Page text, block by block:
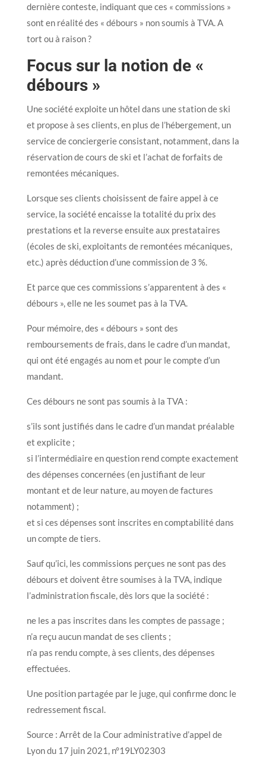
dernière conteste, indiquant que ces « commissions »
sont en réalité des « débours » non soumis à TVA. A
tort ou à raison ?
Focus sur la notion de «
débours »
Une société exploite un hôtel dans une station de ski
et propose à ses clients, en plus de l’hébergement, un
service de conciergerie consistant, notamment, dans la
réservation de cours de ski et l’achat de forfaits de
remontées mécaniques.
Lorsque ses clients choisissent de faire appel à ce
service, la société encaisse la totalité du prix des
prestations et la reverse ensuite aux prestataires
(écoles de ski, exploitants de remontées mécaniques,
etc.) après déduction d’une commission de 3 %.
Et parce que ces commissions s’apparentent à des «
débours », elle ne les soumet pas à la TVA.
Pour mémoire, des « débours » sont des
remboursements de frais, dans le cadre d’un mandat,
qui ont été engagés au nom et pour le compte d’un
mandant.
Ces débours ne sont pas soumis à la TVA :
s’ils sont justifiés dans le cadre d’un mandat préalable
et explicite ;
si l’intermédiaire en question rend compte exactement
des dépenses concernées (en justifiant de leur
montant et de leur nature, au moyen de factures
notamment) ;
et si ces dépenses sont inscrites en comptabilité dans
un compte de tiers.
Sauf qu’ici, les commissions perçues ne sont pas des
débours et doivent être soumises à la TVA, indique
l’administration fiscale, dès lors que la société :
ne les a pas inscrites dans les comptes de passage ;
n’a reçu aucun mandat de ses clients ;
n’a pas rendu compte, à ses clients, des dépenses
effectuées.
Une position partagée par le juge, qui confirme donc le
redressement fiscal.
Source : Arrêt de la Cour administrative d’appel de
Lyon du 17 juin 2021, n°19LY02303